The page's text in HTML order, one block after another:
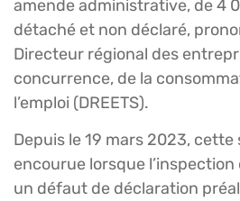
amende administrative, de 4
détaché et non déclaré,
Directeur régional des
concurrence, de la
l’emploi (DREETS).
Depuis le 19 mars 2023,
encourue lorsque
un défaut de déclaration